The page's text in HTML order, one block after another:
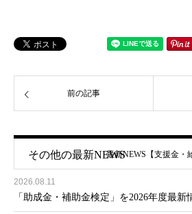
前の記事
その他の最新NEWS
2026.08.11
「助成金・補助金検定」を2026年度最
最新NEWS【支援金・